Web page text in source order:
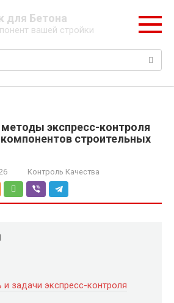
для Бетона
вашей стройки
экспресс-контроля
строительных
Контроль Качества
и задачи экспресс-контроля